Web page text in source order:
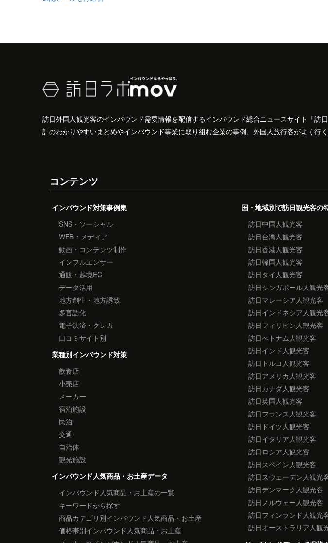
訪日外国人観光客のインバウンド需要情報を配信するインバウンド総合ニュースサイト「
計のわかりやすいまとめやインバウンド事業に取り組む企業の事例、外国人旅行客がよく行
コンテンツ
インバウンド対策事例集
SNS・ソーシャル
WEB・メディア
動画・コンテンツ制作
インフルエンサー
通販・越境EC
データ活用
地方創生・地方誘致
多言語化
電子決済・クレカ
口コミサイト別
業種別インバウンド対策
飲食店
小売店
メーカー
宿泊施設
民泊
交通
自治体
観光施設
インバウンド人気商品・お土産データ
インバウンド人気商品・お土産の一覧
キーワードから探す
商品カテゴリ別インバウンド人気商品・お土産
価格帯別インバウンド人気商品・お土産
国・地域別で訪日観光客の
訪日中国人観光客
訪日台湾人観光客
訪日香港人観光客
訪日韓国人観光客
訪日タイ人観光客
訪日シンガポール人観光
訪日マレーシア人観光客
訪日インドネシア人観光
訪日フィリピン人観光客
訪日べトナム人観光客
訪日インド人観光客
訪日トルコ人観光客
訪日アメリカ人観光客
訪日カナダ人観光客
訪日英国人観光客
訪日フランス人観光客
訪日ドイツ人観光客
訪日イタリア人観光客
訪日ロシア人観光客
訪日スペイン人観光客
訪日スウェーデン人観光
訪日デンマーク人観光客
訪日ノルウェー人観光客
訪日フィンランド人観光
訪日オーストラリア人観